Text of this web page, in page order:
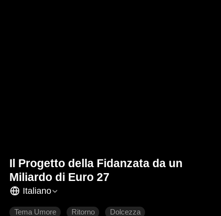
Il Progetto della Fidanzata da un
Miliardo di Euro 27
Italiano
Tema Umore Ritorno Dolcezza